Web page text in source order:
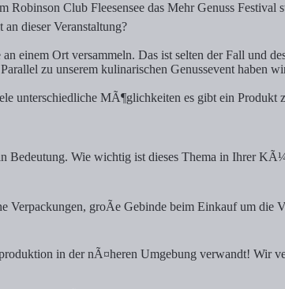
Club Fleesensee das Mehr Genuss
dieser Veranstaltung?
einem Ort versammeln. Das ist selten der Fall und
zu unserem kulinarischen Genussevent
unterschiedliche MÃ¶glichkeiten es gibt ein
Wie wichtig ist dieses Thema in Ihrer
groÃe Gebinde beim Einkauf um die
in der nÃ¤heren Umgebung verwandt! Wir